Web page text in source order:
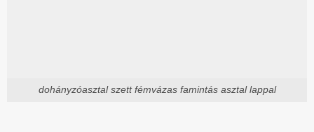
dohányzóasztal szett fémvázas famintás asztal lappal